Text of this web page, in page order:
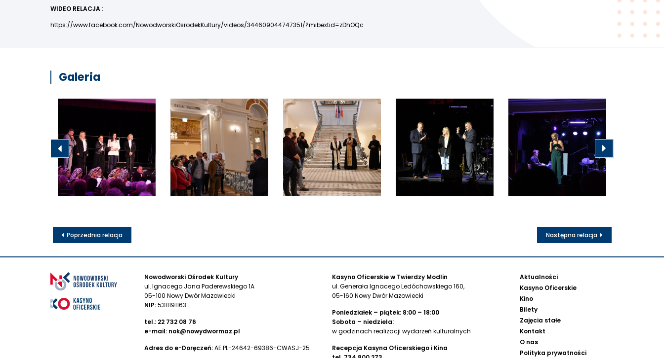
WIDEO RELACJA :
https://www.facebook.com/NowodworskiOsrodekKultury/videos/344609044747351/?mibextid=zDhOQc
Galeria
Poprzednia relacja Następna relacja
Nowodworski Ośrodek Kultury
ul. Ignacego Jana Paderewskiego 1A
05-100 Nowy Dwór Mazowiecki
NIP:5311191163
tel.: 22 732 08 76
e-mail: nok@nowydwormaz.pl
Adres do e-Doręczeń:AE:PL-24642-69386-CWASJ-25
Kasyno Oficerskie w Twierdzy Modlin
ul. Generała Ignacego Ledóchowskiego 160,
05-160 Nowy Dwór Mazowiecki
Poniedziałek – piątek: 8:00 – 18:00
Sobota – niedziela:
w godzinach realizacji wydarzeń kulturalnych
Recepcja Kasyna Oficerskiego i Kina
Aktualności
Kasyno Oficerskie
Kino
Bilety
Zajęcia stałe
Kontakt
O nas
Polityka prywatności